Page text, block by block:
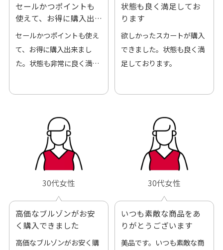
セールかつポイントも
使えて、お得に購入出
来ました
セールかつポイントも使え
て、お得に購入出来まし
た。状態も非常に良く満足
状態も良く満足してお
ります
欲しかったスカートが購入
できました。状態も良く満
足しております。
30代女性
高価なブルゾンがお安
く購入できました
高価なブルゾンがお安く購
30代女性
いつも素敵な商品をあ
りがとうございます
美品です。いつも素敵な商